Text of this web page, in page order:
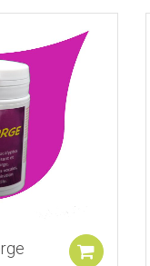
à la liste d'envies